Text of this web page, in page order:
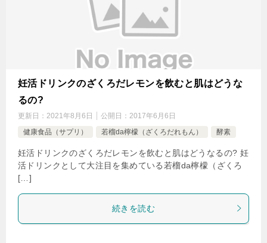
妊活ドリンクのざくろだレモンを飲むと肌はどうな
るの?
更新日： 2021年8月6日 公開日： 2017年6月6日
健康食品（サプリ）
若榴da檸檬（ざくろだれもん） 酵素
妊活ドリンクのざくろだレモンを飲むと肌はどうなるの? 妊
活ドリンクとして大注目を集めている若榴da檸檬（ざくろ
[…]
続きを読む